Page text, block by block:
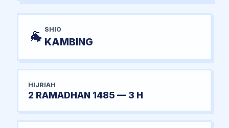
🐐 SHIO
KAMBING
HIJRIAH
2 RAMADHAN 1485 — 3 H